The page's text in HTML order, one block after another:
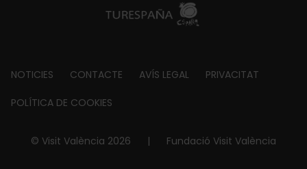
Footer
about
NOTICIES CONTACTE AVÍS LEGAL PRIVACITAT
POLÍTICA DE COOKIES
© Visit València 2026 | Fundació Visit València